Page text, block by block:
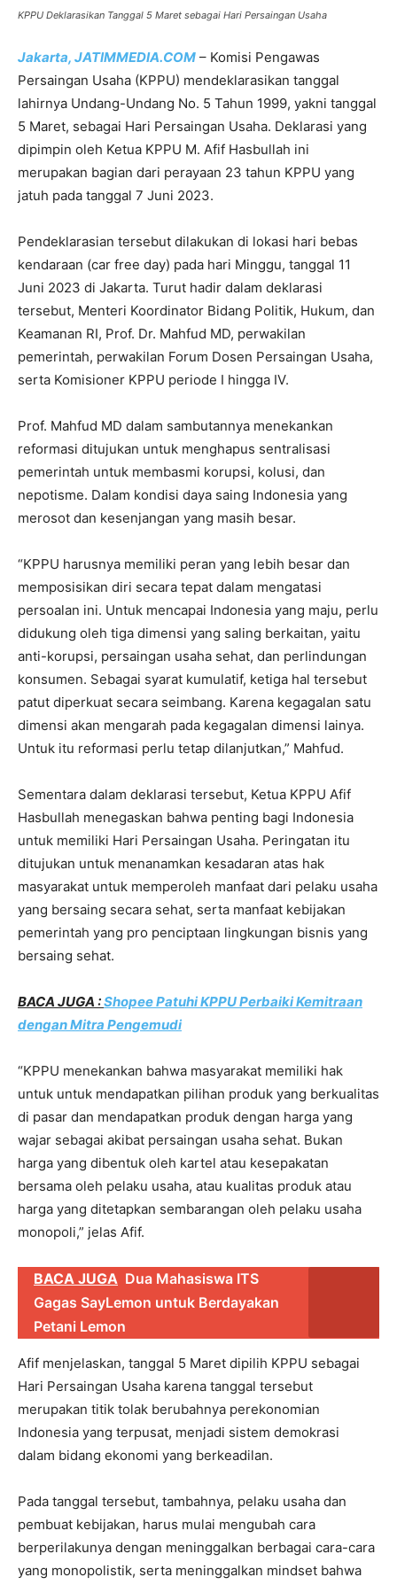
KPPU Deklarasikan Tanggal 5 Maret sebagai Hari Persaingan Usaha
Jakarta, JATIMMEDIA.COM – Komisi Pengawas
Persaingan Usaha (KPPU) mendeklarasikan tanggal
lahirnya Undang-Undang No. 5 Tahun 1999, yakni tanggal
5 Maret, sebagai Hari Persaingan Usaha. Deklarasi yang
dipimpin oleh Ketua KPPU M. Afif Hasbullah ini
merupakan bagian dari perayaan 23 tahun KPPU yang
jatuh pada tanggal 7 Juni 2023.
Pendeklarasian tersebut dilakukan di lokasi hari bebas
kendaraan (car free day) pada hari Minggu, tanggal 11
Juni 2023 di Jakarta. Turut hadir dalam deklarasi
tersebut, Menteri Koordinator Bidang Politik, Hukum, dan
Keamanan RI, Prof. Dr. Mahfud MD, perwakilan
pemerintah, perwakilan Forum Dosen Persaingan Usaha,
serta Komisioner KPPU periode I hingga IV.
Prof. Mahfud MD dalam sambutannya menekankan
reformasi ditujukan untuk menghapus sentralisasi
pemerintah untuk membasmi korupsi, kolusi, dan
nepotisme. Dalam kondisi daya saing Indonesia yang
merosot dan kesenjangan yang masih besar.
“KPPU harusnya memiliki peran yang lebih besar dan
memposisikan diri secara tepat dalam mengatasi
persoalan ini. Untuk mencapai Indonesia yang maju, perlu
didukung oleh tiga dimensi yang saling berkaitan, yaitu
anti-korupsi, persaingan usaha sehat, dan perlindungan
konsumen. Sebagai syarat kumulatif, ketiga hal tersebut
patut diperkuat secara seimbang. Karena kegagalan satu
dimensi akan mengarah pada kegagalan dimensi lainya.
Untuk itu reformasi perlu tetap dilanjutkan,” Mahfud.
Sementara dalam deklarasi tersebut, Ketua KPPU Afif
Hasbullah menegaskan bahwa penting bagi Indonesia
untuk memiliki Hari Persaingan Usaha. Peringatan itu
ditujukan untuk menanamkan kesadaran atas hak
masyarakat untuk memperoleh manfaat dari pelaku usaha
yang bersaing secara sehat, serta manfaat kebijakan
pemerintah yang pro penciptaan lingkungan bisnis yang
bersaing sehat.
BACA JUGA :Shopee Patuhi KPPU Perbaiki Kemitraan
dengan Mitra Pengemudi
“KPPU menekankan bahwa masyarakat memiliki hak
untuk untuk mendapatkan pilihan produk yang berkualitas
di pasar dan mendapatkan produk dengan harga yang
wajar sebagai akibat persaingan usaha sehat. Bukan
harga yang dibentuk oleh kartel atau kesepakatan
bersama oleh pelaku usaha, atau kualitas produk atau
harga yang ditetapkan sembarangan oleh pelaku usaha
monopoli,” jelas Afif.
BACA JUGA Dua Mahasiswa ITS
Gagas SayLemon untuk Berdayakan
Petani Lemon
Afif menjelaskan, tanggal 5 Maret dipilih KPPU sebagai
Hari Persaingan Usaha karena tanggal tersebut
merupakan titik tolak berubahnya perekonomian
Indonesia yang terpusat, menjadi sistem demokrasi
dalam bidang ekonomi yang berkeadilan.
Pada tanggal tersebut, tambahnya, pelaku usaha dan
pembuat kebijakan, harus mulai mengubah cara
berperilakunya dengan meninggalkan berbagai cara-cara
yang monopolistik, serta meninggalkan mindset bahwa